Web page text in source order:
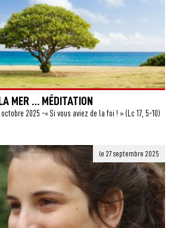
MER … MÉDITATION
octobre 2025 -« Si vous aviez de la foi ! » (Lc 17, 5-10)
le 27 septembre 2025